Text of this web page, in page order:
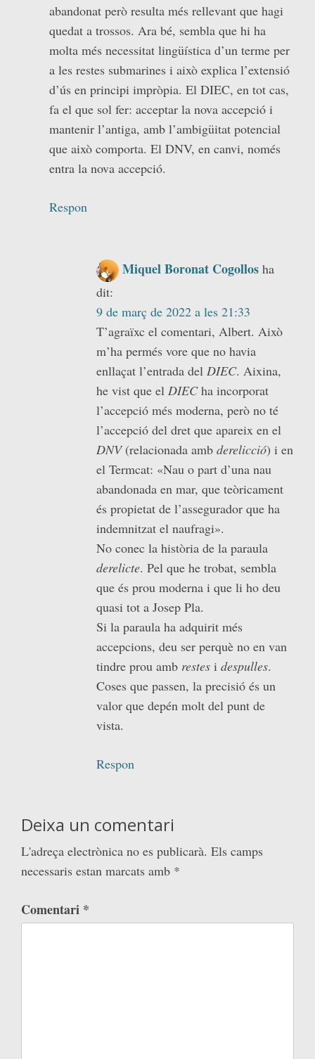
abandonat però resulta més rellevant que hagi
quedat a trossos. Ara bé, sembla que hi ha
molta més necessitat lingüística d’un terme per
a les restes submarines i això explica l’extensió
d’ús en principi impròpia. El DIEC, en tot cas,
fa el que sol fer: acceptar la nova accepció i
mantenir l’antiga, amb l’ambigüitat potencial
que això comporta. El DNV, en canvi, només
entra la nova accepció.
Respon
Miquel Boronat Cogollos ha
dit:
9 de març de 2022 a les 21:33
T’agraïxc el comentari, Albert. Això
m’ha permés vore que no havia
enllaçat l’entrada del DIEC. Aixina,
he vist que el DIECha incorporat
l’accepció més moderna, però no té
l’accepció del dret que apareix en el
DNV(relacionada amb derelicció) i en
el Termcat: «Nau o part d’una nau
abandonada en mar, que teòricament
és propietat de l’assegurador que ha
indemnitzat el naufragi».
No conec la història de la paraula
derelicte. Pel que he trobat, sembla
que és prou moderna i que li ho deu
quasi tot a Josep Pla.
Si la paraula ha adquirit més
accepcions, deu ser perquè no en van
tindre prou amb restes i despulles.
Coses que passen, la precisió és un
valor que depén molt del punt de
vista.
Respon
Deixa un comentari
L'adreça electrònica no es publicarà. Els camps
necessaris estan marcats amb *
Comentari *